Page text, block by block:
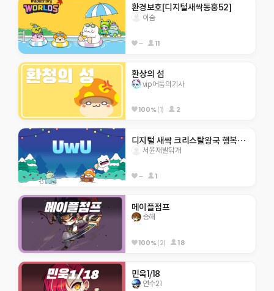
환경보호[디지털새싹동홍52]
이숨
-- 11
환상의 섬
vip어둠의기사
100%(1) 2
디지털 새싹 크리스탈왕국 행복초 5-8 응애~~
서윤재발닦개
-- 1
메이플점프
승해
100%(2) 18
민욱1/18
연수21